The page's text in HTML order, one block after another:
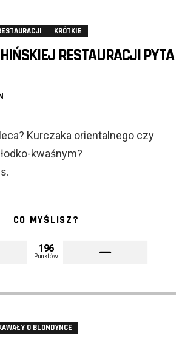
KRÓTKIE
RESTAURACJI PYTA
Kurczaka orientalnego czy
kwaśnym?
CO MYŚLISZ?
196
Punktów
O BLONDYNCE